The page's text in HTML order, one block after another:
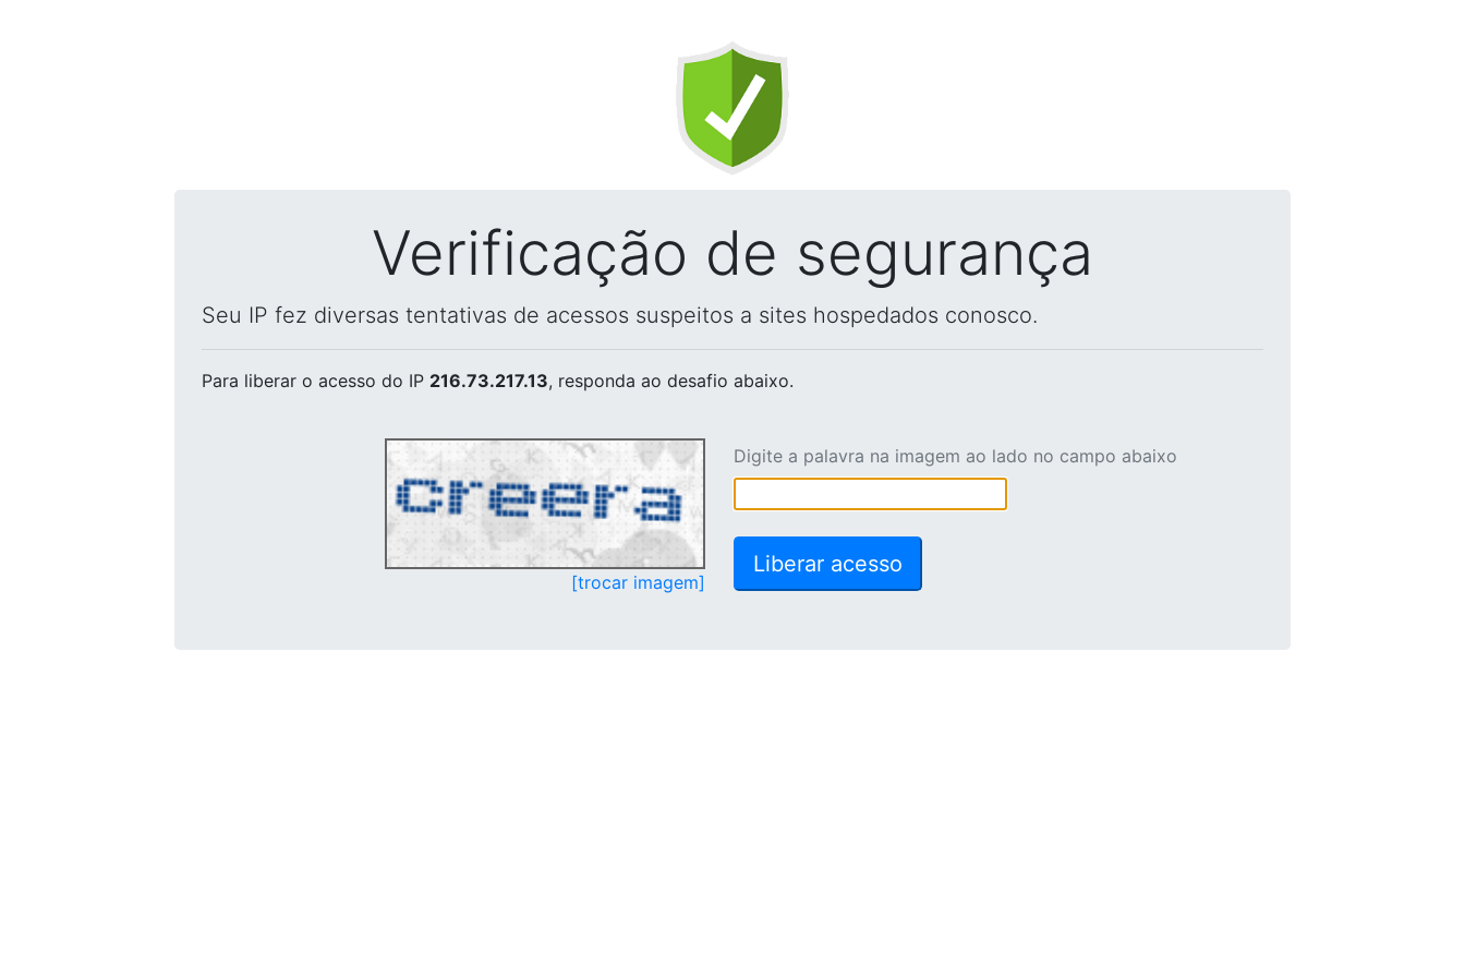
Verificação de segurança
Seu IP fez diversas tentativas de acessos suspeitos a sites hospedados conosco.
Para liberar o acesso do IP 216.73.217.13, responda ao desafio abaixo.
[trocar imagem]
Digite a palavra na imagem ao lado no campo abaixo